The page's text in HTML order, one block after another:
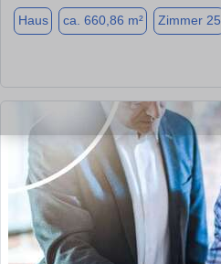
Haus ca. 660,86 m² Zimmer 25